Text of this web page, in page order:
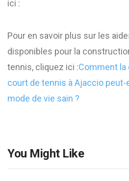
ici :
Pour en savoir plus sur les
disponibles pour la
tennis, cliquez ici :​Comment la
court de tennis à Ajaccio
mode de vie sain ?
You Might Like